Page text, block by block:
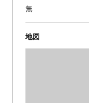
無
地図